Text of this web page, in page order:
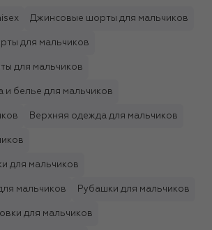
Джинсовые шорты для мальчиков
для мальчиков
для мальчиков
белье для мальчиков
Верхняя одежда для мальчиков
для мальчиков
мальчиков Рубашки для мальчиков
для мальчиков